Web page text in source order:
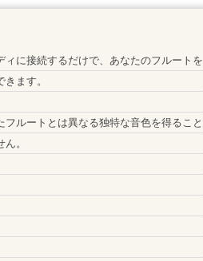
に接続するだけで、あなたのフルートを
ます。
ルートとは異なる独特な音色を得ること
。